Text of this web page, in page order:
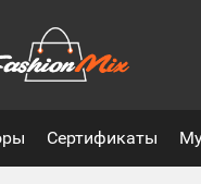
Сертификаты